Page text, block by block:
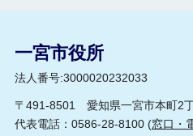
一宮市役所
法人番号:3000020232033
〒491-8501 愛知県一宮市本町2
代表電話：0586-28-8100 (窓口・